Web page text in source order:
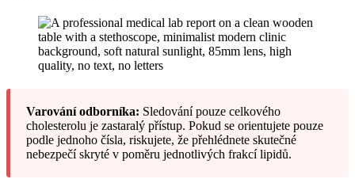
Varování odborníka: Sledování pouze celkového
cholesterolu je zastaralý přístup. Pokud se orientujete pouze
podle jednoho čísla, riskujete, že přehlédnete skutečné
nebezpečí skryté v poměru jednotlivých frakcí lipidů.